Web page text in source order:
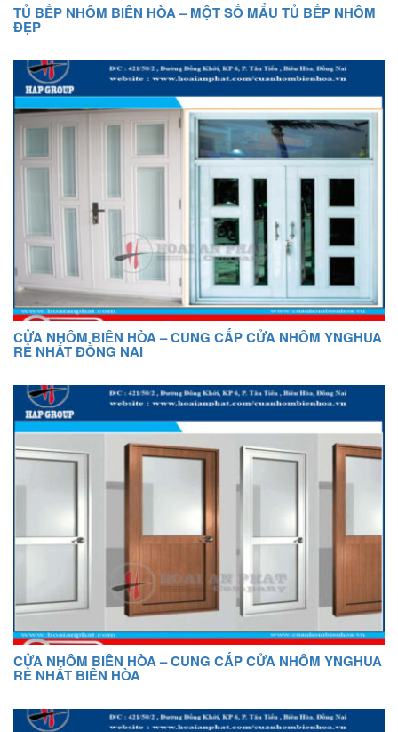
TỦ BẾP NHÔM BIÊN HÒA – MỘT SỐ MẨU TỦ BẾP NHÔM
ĐẸP
CỬA NHÔM BIÊN HÒA – CUNG CẤP CỬA NHÔM YNGHUA
RẺ NHẤT ĐỒNG NAI
CỬA NHÔM BIÊN HÒA – CUNG CẤP CỬA NHÔM YNGHUA
RẺ NHẤT BIÊN HÒA